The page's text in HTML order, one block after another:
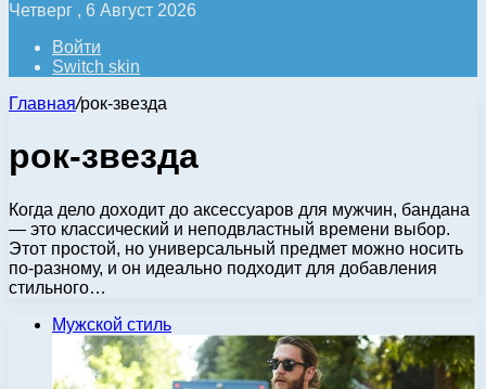
Четверг , 6 Август 2026
Войти
Switch skin
Главная/рок-звезда
рок-звезда
Когда дело доходит до аксессуаров для мужчин, бандана
— это классический и неподвластный времени выбор.
Этот простой, но универсальный предмет можно носить
по-разному, и он идеально подходит для добавления
стильного…
Мужской стиль